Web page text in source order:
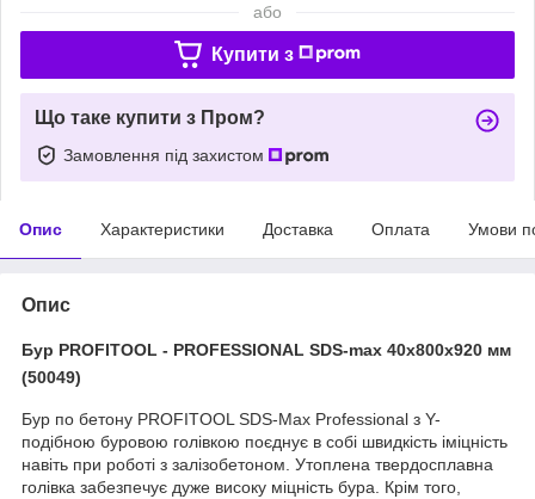
або
Купити з
Що таке купити з Пром?
Замовлення під захистом
Опис Характеристики Доставка Оплата Умови
Опис
Бур PROFITOOL - PROFESSIONAL SDS-max 40х800х920 мм
(50049)
Бур по бетону PROFITOOL SDS-Max Professional з Y-
подібною буровою голівкою поєднує в собі швидкість іміцність
навіть при роботі з залізобетоном. Утоплена твердосплавна
голівка забезпечує дуже високу міцність бура. Крім того,